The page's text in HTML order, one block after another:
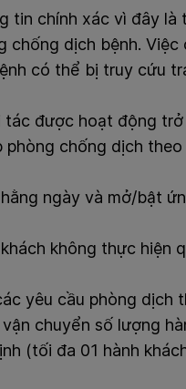
chính xác vì đây là
chống dịch bệnh.
có thể bị truy cứu
tác được hoạt động
phòng chống dịch
ngày và mở/bật
không thực hiện
yêu cầu phòng dịch
chuyển số lượng
(tối đa 01 hành